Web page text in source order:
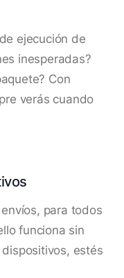
ejecución de
inesperadas?
Con
verás cuando
para todos
funciona sin
estés